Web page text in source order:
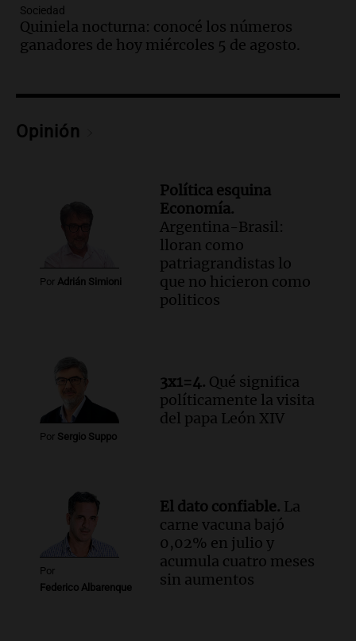
Audio.
Cierre del Paso Internacional
Cristo Redentor por acumulación de
nieve se extiende a 22 días
prácticas docentes en Córdoba para
Audio. La Universidad de Milán y su
colaboración con la municipalidad para
la educación y parques
Episodios
El papamóvil de Juan Pablo II
Episodios
Audio.Monseñor Fenoy celebra la visita
de León XIV a Argentina y reflexiona
sobre su impacto espiritual
Audio.El ministro de Economía de Santa
Fe relativiza el impacto del fallo sobre
jubilaciones en la provincia
Panorama Federal
Episodios
Sociedad
Quiniela nocturna: conocé los números
ganadores de hoy miércoles 5 de agosto.
Opinión
Por Adrián Simioni
Política esquina
Economía.
Argentina-Brasil:
lloran como
patriagrandistas lo
que no hicieron como
politicos
Por Sergio Suppo
3x1=4. Qué significa
políticamente la visita
del papa León XIV
Por
Federico Albarenque
El dato confiable. La
carne vacuna bajó
0,02% en julio y
acumula cuatro meses
sin aumentos